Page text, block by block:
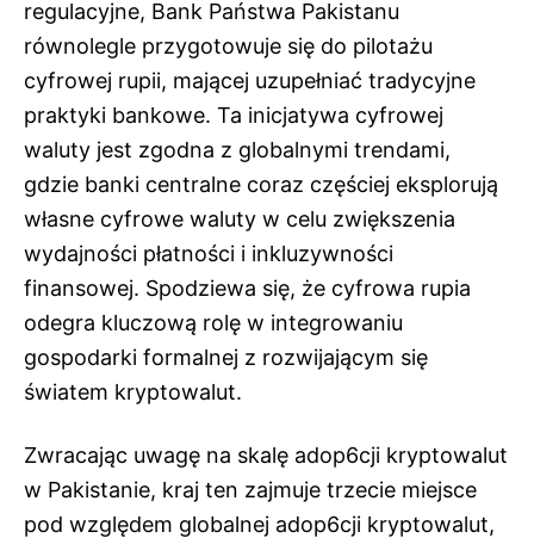
regulacyjne, Bank Państwa Pakistanu
równolegle przygotowuje się do pilotażu
cyfrowej rupii, mającej uzupełniać tradycyjne
praktyki bankowe. Ta inicjatywa cyfrowej
waluty jest zgodna z globalnymi trendami,
gdzie banki centralne coraz częściej eksplorują
własne cyfrowe waluty w celu zwiększenia
wydajności płatności i inkluzywności
finansowej. Spodziewa się, że cyfrowa rupia
odegra kluczową rolę w integrowaniu
gospodarki formalnej z rozwijającym się
światem kryptowalut.
Zwracając uwagę na skalę adop6cji kryptowalut
w Pakistanie, kraj ten zajmuje trzecie miejsce
pod względem globalnej adop6cji kryptowalut,